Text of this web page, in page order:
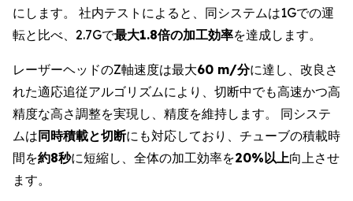
にします。 社内テストによると、同システムは1Gでの運
転と比べ、2.7Gで最大1.8倍の加工効率を達成します。
レーザーヘッドのZ軸速度は最大60 m/分に達し、改良さ
れた適応追従アルゴリズムにより、切断中でも高速かつ高
精度な高さ調整を実現し、精度を維持します。 同システ
ムは 同時積載と切断にも対応しており、チューブの積載時
間を約8秒に短縮し、全体の加工効率を20%以上向上させ
ます。